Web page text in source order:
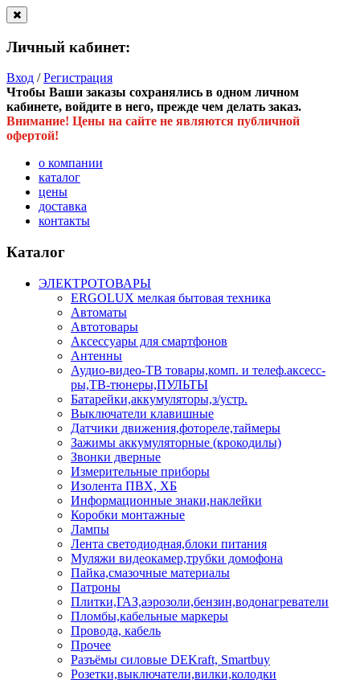
Личный кабинет:
Вход /Регистрация
Чтобы Ваши заказы сохранялись в одном личном
кабинете, войдите в него, прежде чем делать заказ.
Внимание! Цены на сайте не являются публичной
офертой!
о компании
каталог
цены
доставка
контакты
Каталог
ЭЛЕКТРОТОВАРЫ
ERGOLUX мелкая бытовая техника
Автоматы
Автотовары
Аксессуары для смартфонов
Антенны
Аудио-видео-ТВ товары,комп. и телеф.аксесс-
ры,ТВ-тюнеры,ПУЛЬТЫ
Батарейки,аккумуляторы,з/устр.
Выключатели клавишные
Датчики движения,фотореле,таймеры
Зажимы аккумуляторные (крокодилы)
Звонки дверные
Измерительные приборы
Изолента ПВХ, ХБ
Информационные знаки,наклейки
Коробки монтажные
Лампы
Лента светодиодная,блоки питания
Муляжи видеокамер,трубки домофона
Пайка,смазочные материалы
Патроны
Плитки,ГАЗ,аэрозоли,бензин,водонагреватели
Пломбы,кабельные маркеры
Провода, кабель
Прочее
Разъёмы силовые DEKraft, Smartbuy
Розетки,выключатели,вилки,колодки